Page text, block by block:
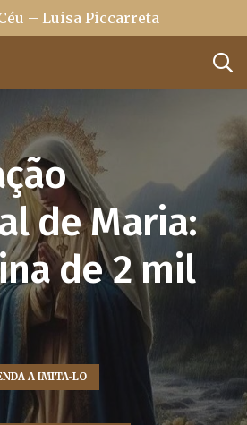
– Luisa Piccarreta
de Maria:
de 2 mil
A IMITA-LO